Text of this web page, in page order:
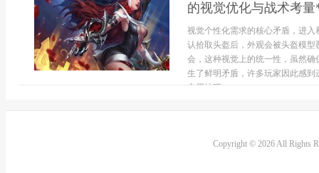
的视觉优化与战术考
视觉个性化需求的核心矛盾，进
认拾取头盔后，外观会被头盔模
会，这种视觉上的统一性，虽然
生了鲜明矛盾，许多玩家因此感
实用技巧...
Copyright © 2026 All Rights